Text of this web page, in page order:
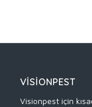
VISIONPEST
Visionpest için